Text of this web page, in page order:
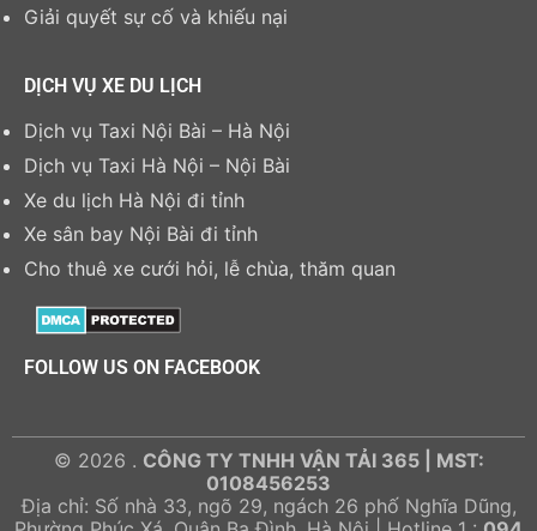
Giải quyết sự cố và khiếu nại
DỊCH VỤ XE DU LỊCH
Dịch vụ Taxi Nội Bài – Hà Nội
Dịch vụ Taxi Hà Nội – Nội Bài
Xe du lịch Hà Nội đi tỉnh
Xe sân bay Nội Bài đi tỉnh
Cho thuê xe cưới hỏi, lễ chùa, thăm quan
FOLLOW US ON FACEBOOK
© 2026 . CÔNG TY TNHH VẬN TẢI 365 | MST:
0108456253
Địa chỉ: Số nhà 33, ngõ 29, ngách 26 phố Nghĩa Dũng,